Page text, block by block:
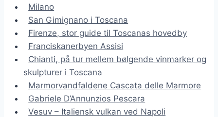
Milano
San Gimignano i Toscana
Firenze, stor guide til Toscanas hovedby
Franciskanerbyen Assisi
Chianti, på tur mellem bølgende vinmarker og
skulpturer i Toscana
Marmorvandfaldene Cascata delle Marmore
Gabriele D’Annunzios Pescara
Vesuv – Italiensk vulkan ved Napoli